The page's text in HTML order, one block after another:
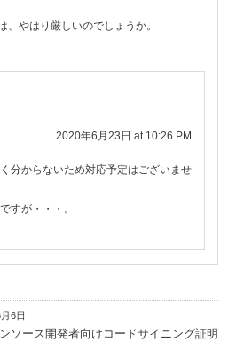
やはり厳しいのでしょうか。
2020年6月23日 at 10:26 PM
分からないため対応予定はございませ
すが・・・。
6日
ソース開発者向けコードサイニング証明